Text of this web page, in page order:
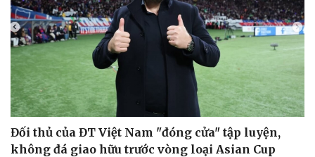
Đối thủ của ĐT Việt Nam "đóng cửa" tập luyện,
không đá giao hữu trước vòng loại Asian Cup